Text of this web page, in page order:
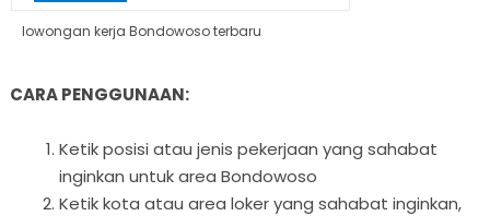
lowongan kerja Bondowoso terbaru
CARA PENGGUNAAN:
Ketik posisi atau jenis pekerjaan yang sahabat
inginkan untuk area Bondowoso
Ketik kota atau area loker yang sahabat inginkan,